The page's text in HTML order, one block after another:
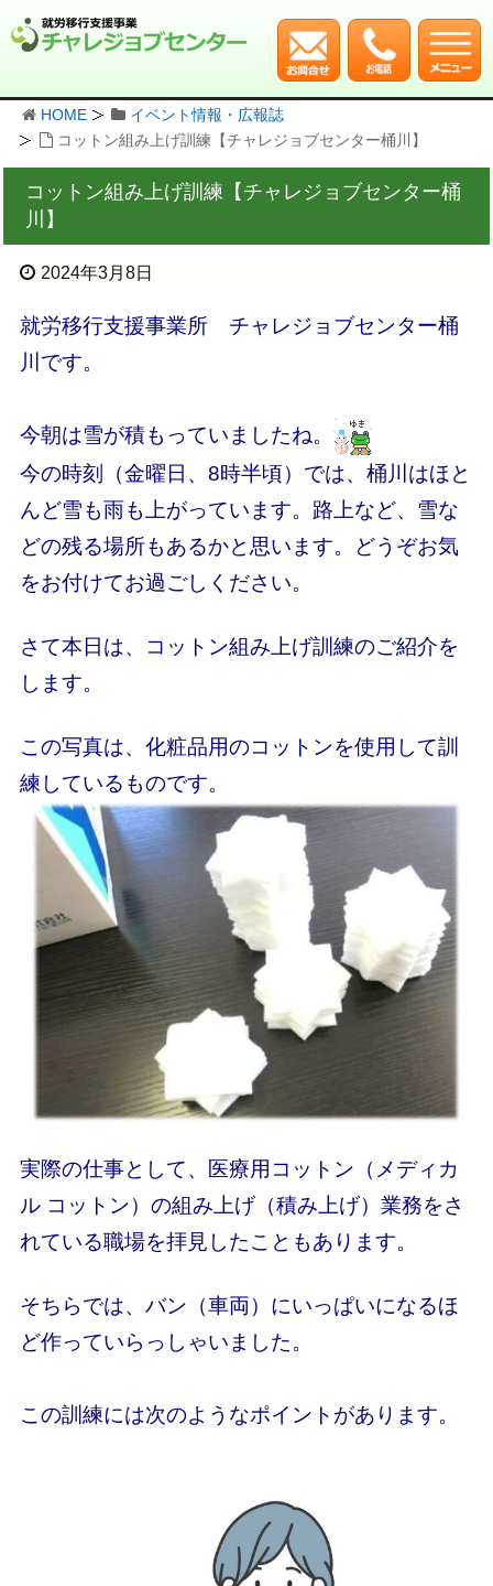
HOME
イベント情報・広報誌
コットン組み上げ訓練【チャレジョブセンター桶川】
コットン組み上げ訓練【チャレジョブセンター桶
川】
2024年3月8日
就労移行支援事業所 チャレジョブセンター桶
川です。
今朝は雪が積もっていましたね。
今の時刻（金曜日、8時半頃）では、桶川はほと
んど雪も雨も上がっています。路上など、雪な
どの残る場所もあるかと思います。どうぞお気
をお付けてお過ごしください。
さて本日は、コットン組み上げ訓練のご紹介を
します。
この写真は、化粧品用のコットンを使用して訓
練しているものです。
実際の仕事として、医療用コットン（メディカ
ル コットン）の組み上げ（積み上げ）業務をさ
れている職場を拝見したこともあります。
そちらでは、バン（車両）にいっぱいになるほ
ど作っていらっしゃいました。
この訓練には次のようなポイントがあります。